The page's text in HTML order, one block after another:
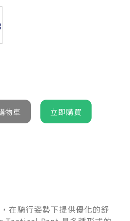
在騎行姿勢下提供優化的舒